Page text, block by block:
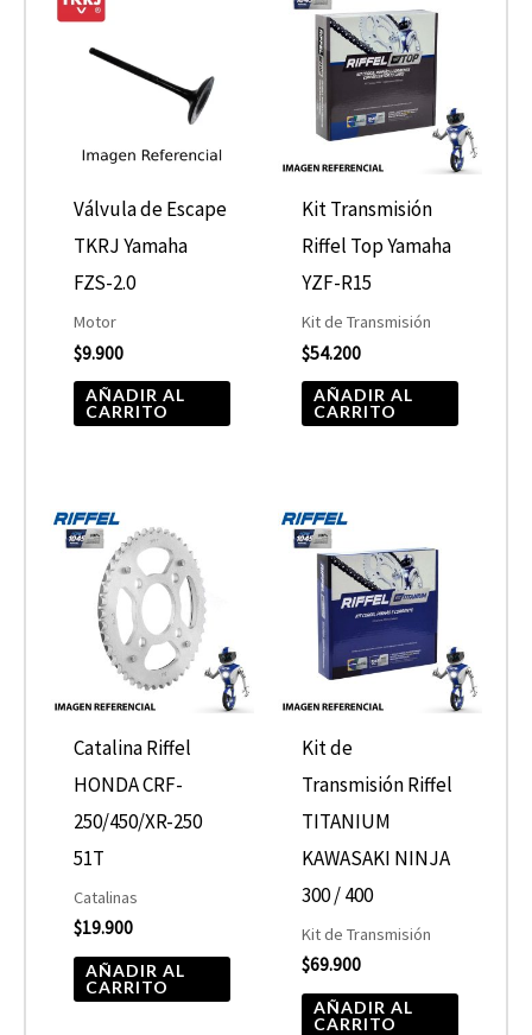
Válvula de Escape
TKRJ Yamaha
FZS-2.0
Motor
$9.900
AÑADIR AL
CARRITO
Kit Transmisión
Riffel Top Yamaha
YZF-R15
Kit de Transmisión
$54.200
AÑADIR AL
CARRITO
Catalina Riffel
HONDA CRF-
250/450/XR-250
51T
Catalinas
$19.900
AÑADIR AL
CARRITO
Kit de
Transmisión Riffel
TITANIUM
KAWASAKI NINJA
300 / 400
Kit de Transmisión
$69.900
AÑADIR AL
CARRITO